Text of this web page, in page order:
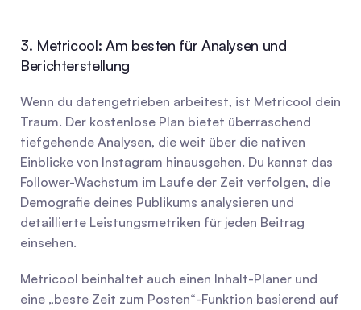
3. Metricool: Am besten für Analysen und
Berichterstellung
Wenn du datengetrieben arbeitest, ist Metricool dein
Traum. Der kostenlose Plan bietet überraschend
tiefgehende Analysen, die weit über die nativen
Einblicke von Instagram hinausgehen. Du kannst das
Follower-Wachstum im Laufe der Zeit verfolgen, die
Demografie deines Publikums analysieren und
detaillierte Leistungsmetriken für jeden Beitrag
einsehen.
Metricool beinhaltet auch einen Inhalt-Planer und
eine „beste Zeit zum Posten“-Funktion basierend auf